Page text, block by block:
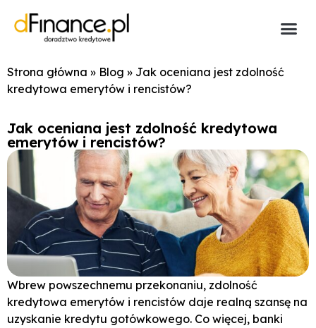
Strona główna » Blog » Jak oceniana jest zdolność
kredytowa emerytów i rencistów?
Jak oceniana jest zdolność kredytowa
emerytów i rencistów?
Wbrew powszechnemu przekonaniu, zdolność
kredytowa emerytów i rencistów daje realną szansę na
uzyskanie kredytu gotówkowego. Co więcej, banki